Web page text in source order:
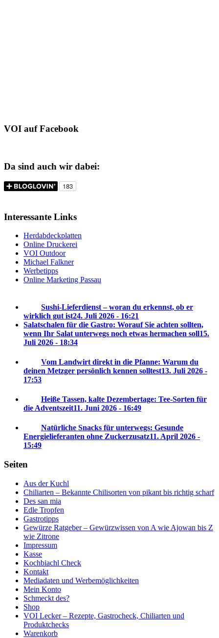
VOI auf Facebook
Da sind auch wir dabei:
Interessante Links
Herdabdeckplatten
Online Druckerei
VOI Outdoor
Michael Falkner
Werbetipps
Online Marketing Passau
Sushi-Lieferdienst – woran du erkennst, ob er
wirklich gut ist24. Juli 2026 - 16:21
Salatschalen für die Gastro: Worauf Sie achten sollten,
wenn Ihr Salat unterwegs noch etwas hermachen soll15.
Juli 2026 - 18:34
Vom Landwirt direkt in die Pfanne: Warum du
deinen Metzger persönlich kennen solltest13. Juli 2026 -
17:53
Heiße Tassen, kalte Dezembertage: Tee-Sorten für
die Adventszeit11. Juni 2026 - 16:49
Natürliche Snacks für unterwegs: Gesunde
Energielieferanten ohne Zuckerzusatz11. April 2026 -
15:49
Seiten
Aus der Kuchl
Chiliarten – Bekannte Chilisorten von pikant bis richtig scharf
Des san mia
Edle Tropfen
Gastrotipps
Gewürze Ratgeber – Gewürzwissen von A wie Ajowan bis Z
wie Zitrone
Impressum
Kasse
Kochbiachl Check
Kontakt
Mediadaten und Werbemöglichkeiten
Mein Konto
Schmeckt des?
Shop
VOI Lecker – Rezepte, Gastrocheck, Chiliarten und
Produktchecks
Warenkorb